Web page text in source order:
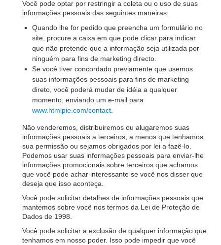
Você pode optar por restringir a coleta ou o uso de suas
informações pessoais das seguintes maneiras:
Quando lhe for pedido que preencha um formulário no
site, procure a caixa em que pode clicar para indicar
que não pretende que a informação seja utilizada por
ninguém para fins de marketing directo.
Se você tiver concordado previamente que usemos
suas informações pessoais para fins de marketing
direto, você poderá mudar de idéia a qualquer
momento, enviando um e-mail para
www.htmlpie.com/contact
Não venderemos, distribuiremos ou alugaremos suas
informações pessoais a terceiros, a menos que tenhamos
sua permissão ou sejamos obrigados por lei a fazê-lo.
Podemos usar suas informações pessoais para enviar-lhe
informações promocionais sobre terceiros que achamos
que você pode achar interessante se você nos disser que
deseja que isso aconteça.
Você pode solicitar detalhes de informações pessoais que
mantemos sobre você nos termos da Lei de Proteção de
Dados de 1998.
Você pode solicitar a exclusão de qualquer informação que
tenhamos em nosso poder. Isso pode impedir que você